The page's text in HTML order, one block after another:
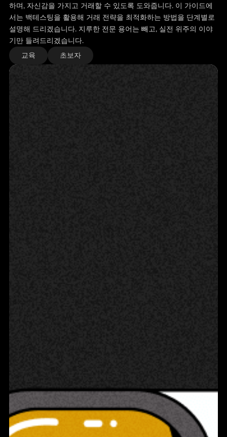
하며, 자신감을 가지고 거래할 수 있도록 도와줍니다. 이 가이드에
서는 백테스팅을 활용해 거래 전략을 최적화하는 방법을 단계별로
설명해 드리겠습니다. 지루한 전문 용어는 빼고, 실전 위주의 이야
기만 들려드리겠습니다.
교육 초보자